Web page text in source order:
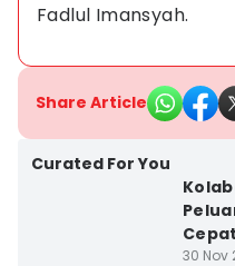
Fadlul Imansyah.
Share Article
Curated For You
Cepat
30 Nov